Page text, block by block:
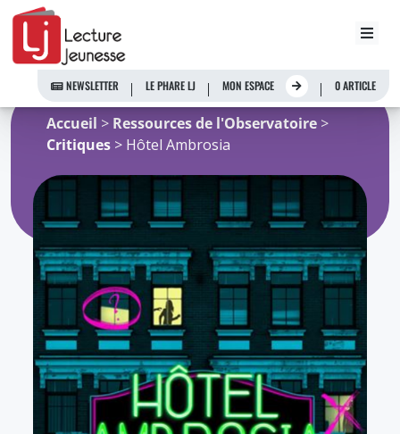
Aller
contenu
NEWSLETTER LE PHARE LJ MON ESPACE 0 ARTICLE
Accueil > Ressources de l'Observatoire >
Critiques > Hôtel Ambrosia